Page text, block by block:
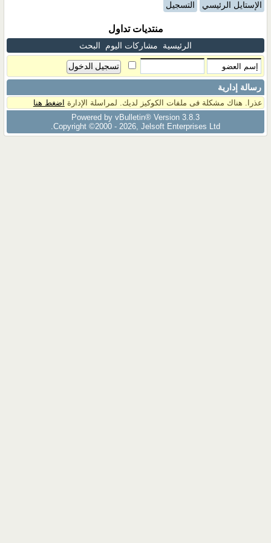
الإستايل الرئيسي التسجيل
منتديات تداول
الرئيسية مشاركات اليوم البحث
رسالة إدارية
عذرا. هناك مشكلة فى ملفات الكوكيز لديك. لمراسلة الإدارة اضغط هنا
Powered by vBulletin® Version 3.8.3
Copyright ©2000 - 2026, Jelsoft Enterprises Ltd.